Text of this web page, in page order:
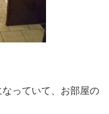
っていて、お部屋の